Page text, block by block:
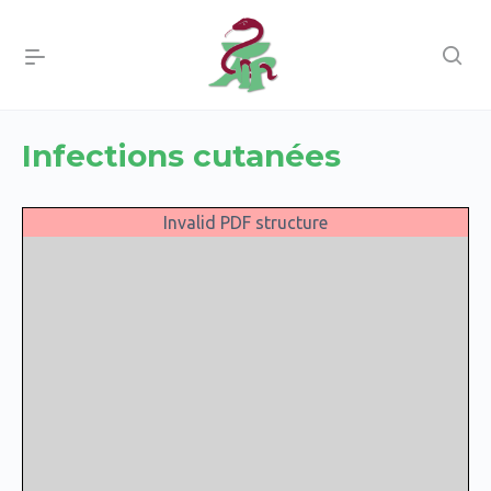
Infections cutanées
Invalid PDF structure